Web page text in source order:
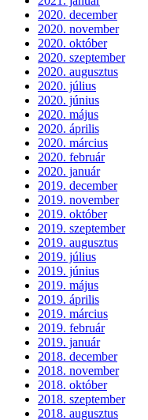
2020. december
2020. november
2020. október
2020. szeptember
2020. augusztus
2020. július
2020. június
2020. május
2020. április
2020. március
2020. február
2020. január
2019. december
2019. november
2019. október
2019. szeptember
2019. augusztus
2019. július
2019. június
2019. május
2019. április
2019. március
2019. február
2019. január
2018. december
2018. november
2018. október
2018. szeptember
2018. augusztus